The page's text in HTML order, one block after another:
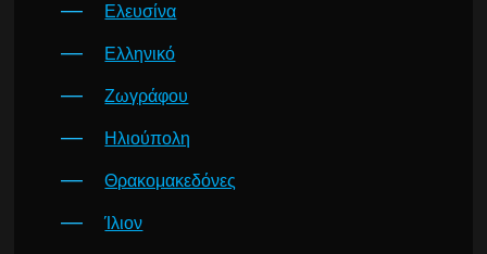
Ελευσίνα
Ελληνικό
Ζωγράφου
Ηλιούπολη
Θρακομακεδόνες
Ίλιον